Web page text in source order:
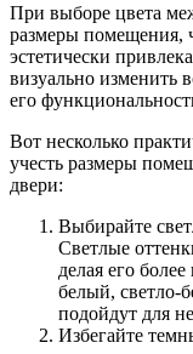
При выборе цвета
размеры помещения,
эстетически
визуально изменить
его
Вот несколько
учесть размеры
двери:
Выбирайте
Светлые
делая его
белый, светло-
подойдут для
Избегайте